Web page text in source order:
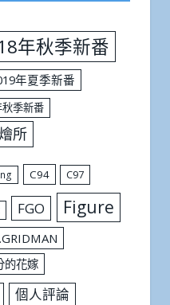
年秋季新番
年夏季新番
季新番
所
C94 C97
FGO Figure
的花嫁
個人評論